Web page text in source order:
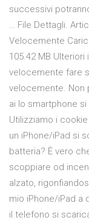
successivi
… File Dettagli.
Velocemente
105.42 MB
velocemente fare
velocemente. Non
ai lo smartphone
Utilizziamo i
un iPhone/iPad si
batteria? È vero
scoppiare od
alzato,
mio iPhone/iPad a
il telefono si